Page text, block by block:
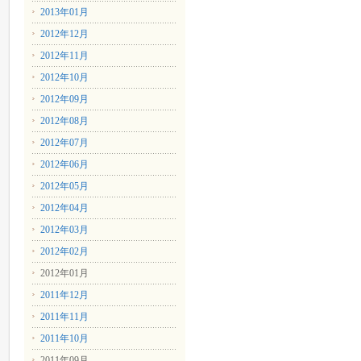
2013年01月
2012年12月
2012年11月
2012年10月
2012年09月
2012年08月
2012年07月
2012年06月
2012年05月
2012年04月
2012年03月
2012年02月
2012年01月
2011年12月
2011年11月
2011年10月